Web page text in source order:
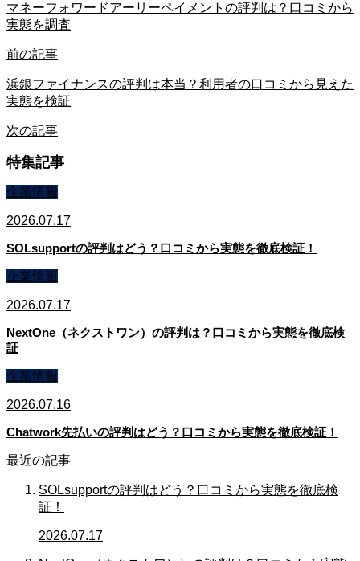
マネーフォワードアーリーペイメントの評判は？口コミから
実態を調査
前の記事
浜銀ファイナンスの評判は本当？利用者の口コミから見えた
実態を検証
次の記事
特集記事
企業情報
2026.07.17
SOLsupportの評判はどう？口コミから実態を徹底検証！
企業情報
2026.07.17
NextOne（ネクストワン）の評判は？口コミから実態を徹底検
証
企業情報
2026.07.16
Chatwork先払いの評判はどう？口コミから実態を徹底検証！
最近の記事
SOLsupportの評判はどう？口コミから実態を徹底検
証！
2026.07.17